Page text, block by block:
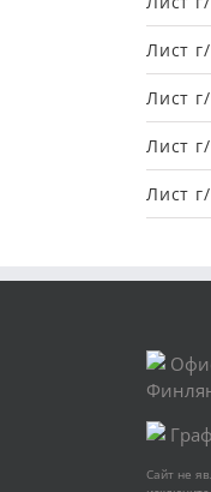
Лист
Лист
Лист
Лист
Сайт не